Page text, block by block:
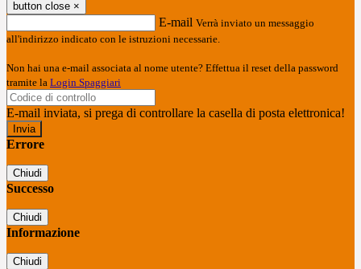
button close ×
E-mail Verrà inviato un messaggio
all'indirizzo indicato con le istruzioni necessarie.
Non hai una e-mail associata al nome utente? Effettua il reset della password
tramite la Login Spaggiari
E-mail inviata, si prega di controllare la casella di posta elettronica!
Errore
Chiudi
Successo
Chiudi
Informazione
Chiudi